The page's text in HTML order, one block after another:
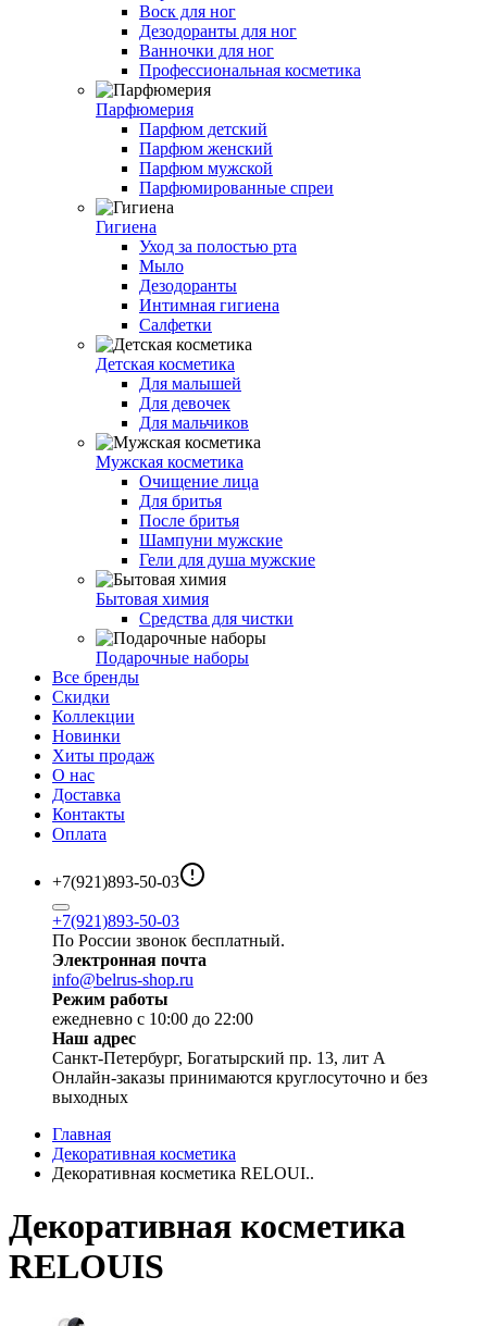
Воск для ног
Дезодоранты для ног
Ванночки для ног
Профессиональная косметика
Парфюмерия
Парфюм детский
Парфюм женский
Парфюм мужской
Парфюмированные спреи
Гигиена
Уход за полостью рта
Мыло
Дезодоранты
Интимная гигиена
Салфетки
Детская косметика
Для малышей
Для девочек
Для мальчиков
Мужская косметика
Очищение лица
Для бритья
После бритья
Шампуни мужские
Гели для душа мужские
Бытовая химия
Средства для чистки
Подарочные наборы
Все бренды
Скидки
Коллекции
Новинки
Хиты продаж
О нас
Доставка
Контакты
Оплата
+7(921)893-50-03
+7(921)893-50-03
По России звонок бесплатный.
Электронная почта
info@belrus-shop.ru
Режим работы
ежедневно с 10:00 до 22:00
Наш адрес
Санкт-Петербург, Богатырский пр. 13, лит А
Онлайн-заказы принимаются круглосуточно и без
выходных
Главная
Декоративная косметика
Декоративная косметика RELOUI..
Декоративная косметика
RELOUIS